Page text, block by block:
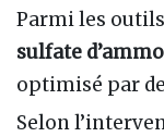
Parmi les
sulfate
optimisé par
Selon